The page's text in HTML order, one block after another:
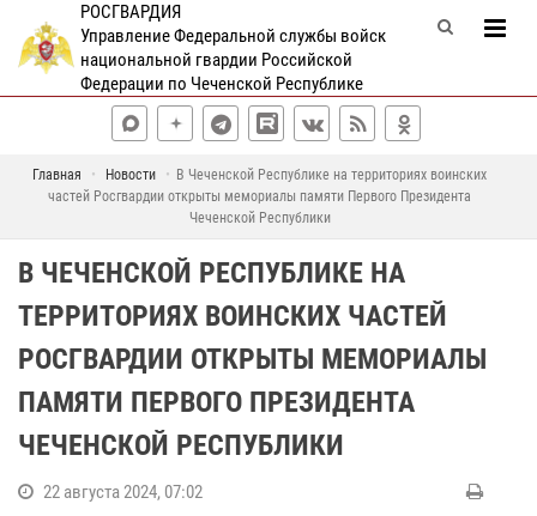
РОСГВАРДИЯ
Управление Федеральной службы войск
национальной гвардии Российской
Федерации по Чеченской Республике
Главная Новости
В Чеченской Республике на территориях воинских
частей Росгвардии открыты мемориалы памяти Первого Президента
Чеченской Республики
В ЧЕЧЕНСКОЙ РЕСПУБЛИКЕ НА
ТЕРРИТОРИЯХ ВОИНСКИХ ЧАСТЕЙ
РОСГВАРДИИ ОТКРЫТЫ МЕМОРИАЛЫ
ПАМЯТИ ПЕРВОГО ПРЕЗИДЕНТА
ЧЕЧЕНСКОЙ РЕСПУБЛИКИ
22 августа 2024, 07:02